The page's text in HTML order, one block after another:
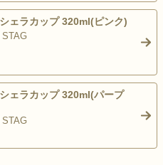
ェラカップ 320ml(ピンク)
ェラカップ 320ml(パープ